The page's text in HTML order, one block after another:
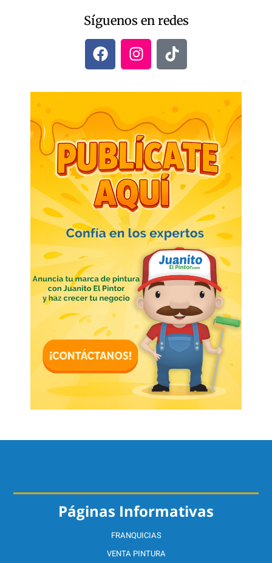
Síguenos en redes
Páginas Informativas
FRANQUICIAS
VENTA PINTURA